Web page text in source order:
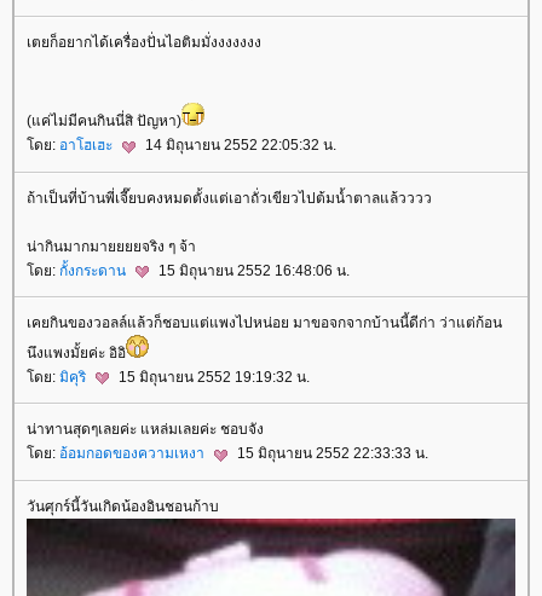
เตยก็อยากได้เครื่องปั่นไอติมมั่งงงงงงง
(แค่ไม่มีคนกินนี่สิ ปัญหา)
ดย: อาโฮเฮะ 14 มิถุนายน 2552 22:05:32 น.
ถ้าเป็นที่บ้านพี่เจี๊ยบคงหมดตั้งแต่เอาถั่วเขียวไปต้มน้ำตาลแล้วววว
น่ากินมากมายยยยจริง ๆ จ้า
ดย: กั้งกระดาน 15 มิถุนายน 2552 16:48:06 น.
เคยกินของวอลล์แล้วก็ชอบแต่แพงไปหน่อย มาขอจกจากบ้านนี้ดีก่า ว่าแต่ก้อน
นึงแพงมั้ยค่ะ อิอิ
ดย: มิคุริ 15 มิถุนายน 2552 19:19:32 น.
น่าทานสุดๆเลยค่ะ แหล่มเลยค่ะ ชอบจัง
ดย: อ้อมกอดของความเหงา 15 มิถุนายน 2552 22:33:33 น.
วันศุกร์นี้วันเกิดน้องอินชอนก้าบ